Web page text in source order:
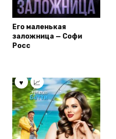
Его маленькая
заложница — Софи
Росс